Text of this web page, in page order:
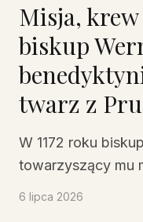
Misja,
biskup
twarz z
W 1172 roku
towarzyszący mu
6 lipca 2026